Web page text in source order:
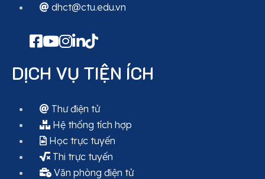
dhct@ctu.edu.vn
DỊCH VỤ TIỆN ÍCH
Thư điện tử
Hệ thống tích hợp
Học trực tuyến
Thi trực tuyến
Văn phòng điện tử